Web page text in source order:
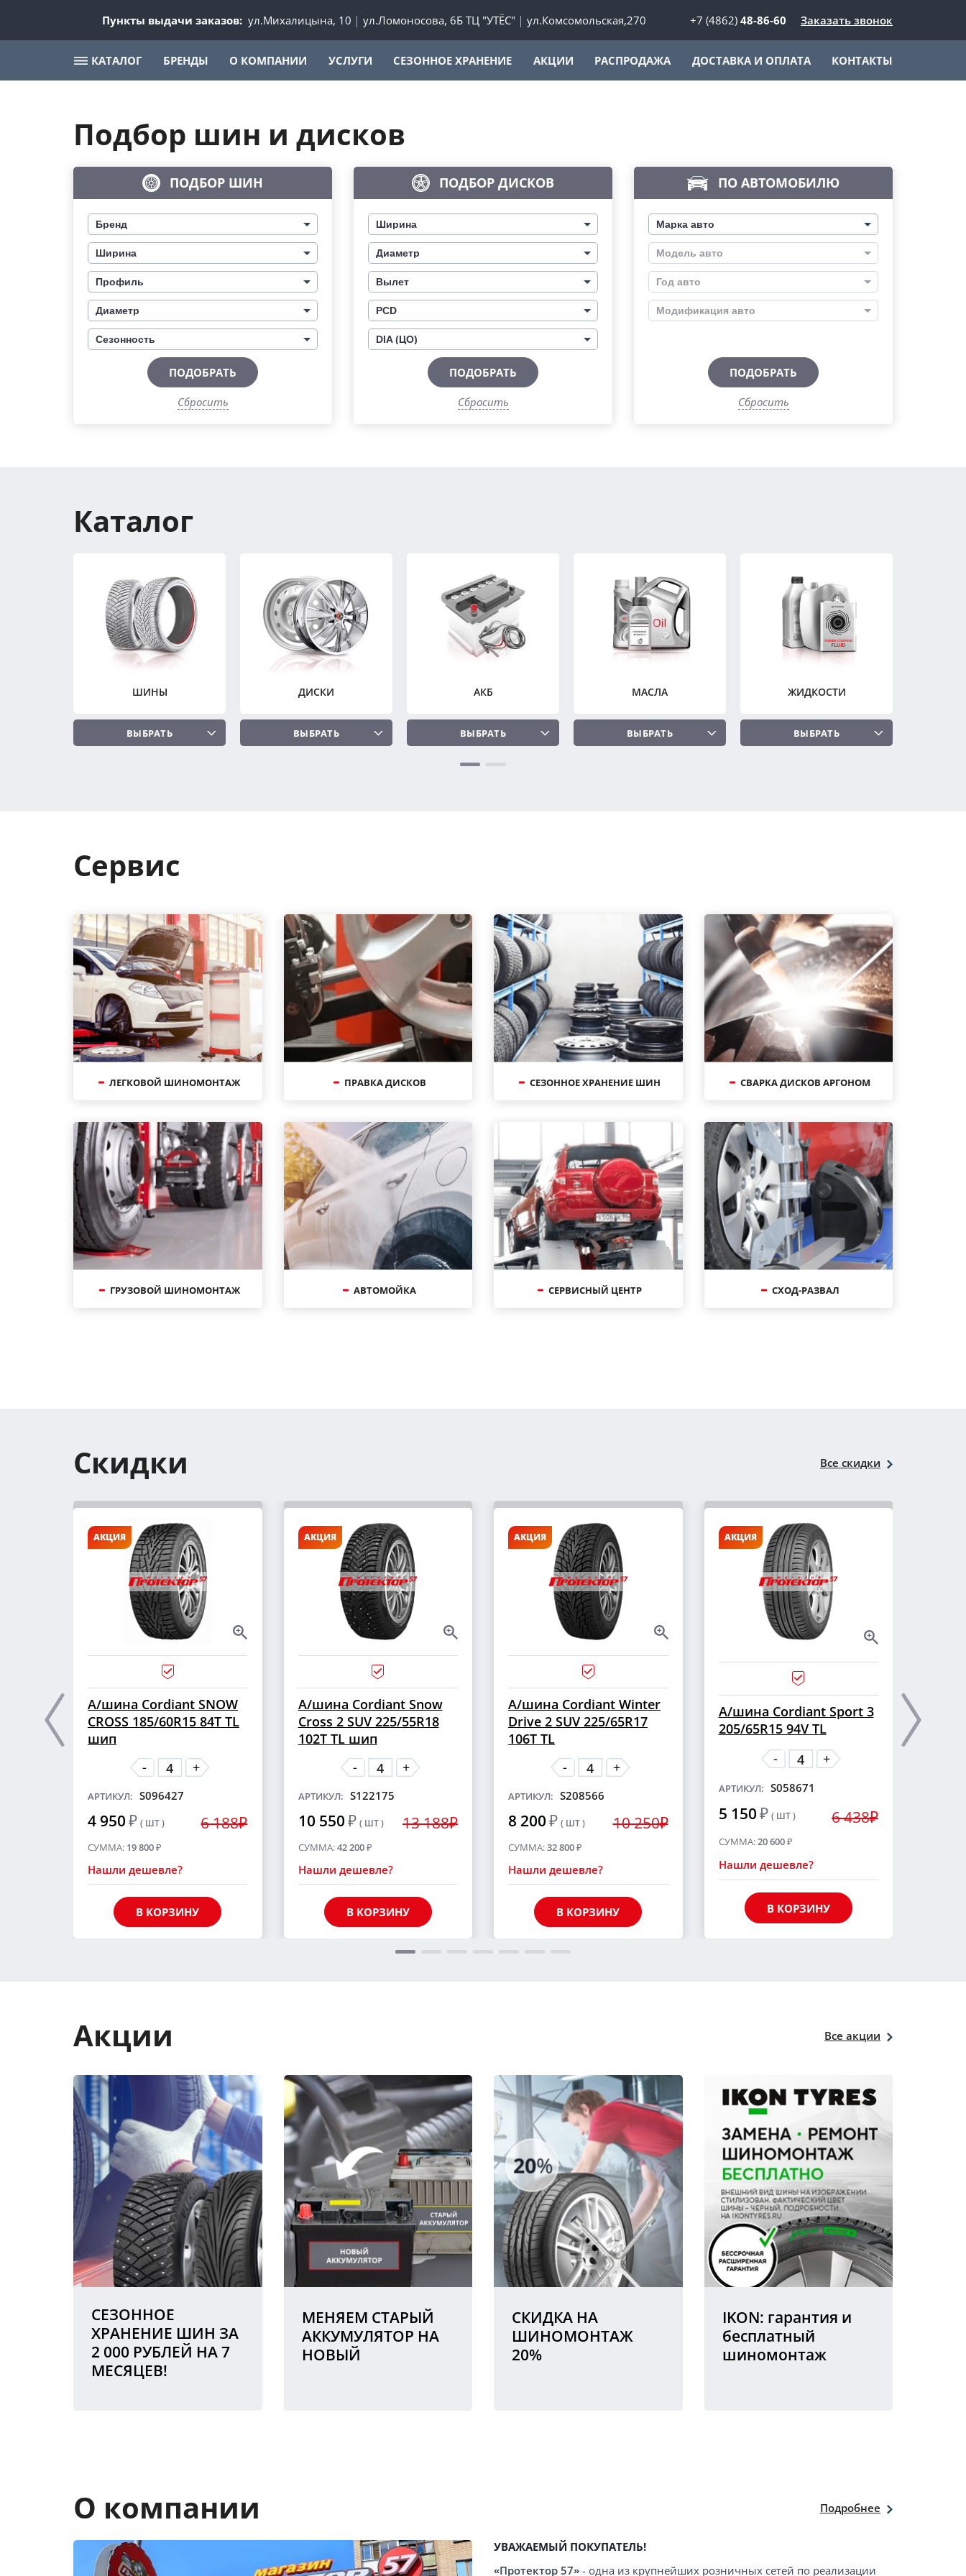
Пункты выдачи заказов: ул.Михалицына, 10 ул.Ломоносова, 6Б ТЦ "УТЁС" ул.Комсомольская,270 +7 (4862) 48-86-60 Заказать звонок
КАТАЛОГ БРЕНДЫ О КОМПАНИИ УСЛУГИ СЕЗОННОЕ ХРАНЕНИЕ АКЦИИ РАСПРОДАЖА ДОСТАВКА И ОПЛАТА КОНТАКТЫ
Подбор шин и дисков
ПОДБОР ШИН
Бренд
Ширина
Профиль
Диаметр
Сезонность
ПОДОБРАТЬ
Сбросить
ПОДБОР ДИСКОВ
Ширина
Диаметр
Вылет
PCD
DIA (ЦО)
ПОДОБРАТЬ
Сбросить
ПО АВТОМОБИЛЮ
Марка авто
Модель авто
Год авто
Модификация авто
ПОДОБРАТЬ
Сбросить
Каталог
ШИНЫ
ВЫБРАТЬ
ДИСКИ
ВЫБРАТЬ
АКБ
ВЫБРАТЬ
МАСЛА
ВЫБРАТЬ
ЖИДКОСТИ
ВЫБРАТЬ
Сервис
ЛЕГКОВОЙ ШИНОМОНТАЖ ПРАВКА ДИСКОВ СЕЗОННОЕ ХРАНЕНИЕ ШИН СВАРКА ДИСКОВ АРГОНОМ
ГРУЗОВОЙ ШИНОМОНТАЖ АВТОМОЙКА СЕРВИСНЫЙ ЦЕНТР СХОД-РАЗВАЛ
Скидки Все скидки
АКЦИЯ
А/шина Cordiant SNOW
CROSS 185/60R15 84T TL
шип
-
+
АРТИКУЛ: S096427
4 950₽ ( ШТ ) 6 188₽
СУММА: 19 800₽
Нашли дешевле?
В КОРЗИНУ
АКЦИЯ
А/шина Cordiant Snow
Cross 2 SUV 225/55R18
102T TL шип
-
+
АРТИКУЛ: S122175
10 550₽ ( ШТ ) 13 188₽
СУММА:42 200₽
Нашли дешевле?
В КОРЗИНУ
АКЦИЯ
А/шина Cordiant Winter
Drive 2 SUV 225/65R17
106T TL
-
+
АРТИКУЛ: S208566
8 200₽ ( ШТ ) 10 250₽
СУММА:32 800₽
Нашли дешевле?
В КОРЗИНУ
АКЦИЯ
А/шина Cordiant Sport 3
205/65R15 94V TL
-
+
АРТИКУЛ: S058671
5 150₽ ( ШТ ) 6 438₽
СУММА: 20 600₽
Нашли дешевле?
В КОРЗИНУ
Акции Все акции
СЕЗОННОЕ
ХРАНЕНИЕ ШИН ЗА
2 000 РУБЛЕЙ НА 7
МЕСЯЦЕВ!
МЕНЯЕМ СТАРЫЙ
АККУМУЛЯТОР НА
НОВЫЙ
СКИДКА НА
ШИНОМОНТАЖ
20%
IKON: гарантия и
бесплатный
шиномонтаж
О компании Подробнее
УВАЖАЕМЫЙ ПОКУПАТЕЛЬ!
«Протектор 57» - одна из крупнейших розничных сетей по реализации